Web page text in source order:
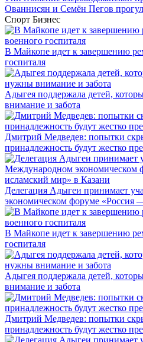
Ованнисян и Семён Пегов
Спорт Бизнес
В Майкопе идет к завершению
госпиталя
Адыгея поддержала детей,
внимание и забота
Дмитрий Медведев: попытки
принадлежность будут жестко
Делегация Адыгеи принимает
экономическом форуме «Россия
В Майкопе идет к завершению
госпиталя
Адыгея поддержала детей,
внимание и забота
Дмитрий Медведев: попытки
принадлежность будут жестко